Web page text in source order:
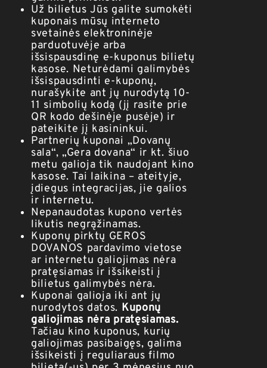
Už bilietus Jūs galite sumokėti
kuponais mūsų interneto
svetainės elektroninėje
parduotuvėje arba
išsispausdinę e-kuponus bilietų
kasose. Neturėdami galimybės
išsispausdinti e-kuponų,
nurašykite ant jų nurodytą 10-
11 simbolių kodą (jį rasite prie
QR kodo dešinėje pusėje) ir
pateikite jį kasininkui.
Partnerių kuponai „Dovanų
sala“, „Gera dovana“ ir kt. šiuo
metu galioja tik naudojant kino
kasose. Tai laikina – ateityje,
įdiegus integracijas, jie galios
ir internetu.
Nepanaudotas kupono vertės
likutis negrąžinamas.
Kuponų pirktų GEROS
DOVANOS pardavimo vietose
ar internetu galiojimas nėra
pratęsiamas ir išsikeisti į
bilietus galimybės nėra.
Kuponai galioja iki ant jų
nurodytos datos. Kuponų
galiojimas nėra pratęsiamas.
Tačiau kino kuponus, kurių
galiojimas pasibaigęs, galima
išsikeisti į reguliaraus filmo